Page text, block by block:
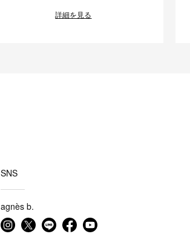
詳細を見る
SNS
agnès b.